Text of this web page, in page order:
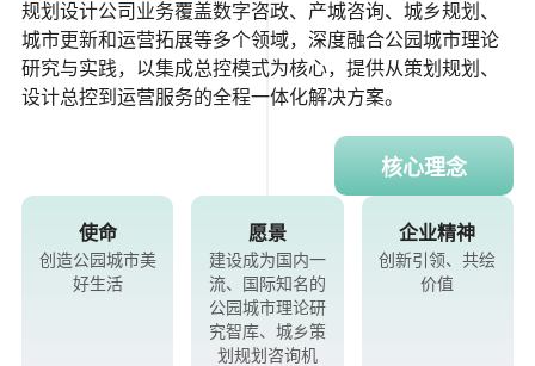
规划设计公司业务覆盖数字咨政、产城咨询、城乡规划、
城市更新和运营拓展等多个领域，深度融合公园城市理论
研究与实践，以集成总控模式为核心，提供从策划规划、
设计总控到运营服务的全程一体化解决方案。
核心理念
使命
创造公园城市美
好生活
愿景
建设成为国内一
流、国际知名的
公园城市理论研
究智库、城乡策
划规划咨询机
企业精神
创新引领、共绘
价值